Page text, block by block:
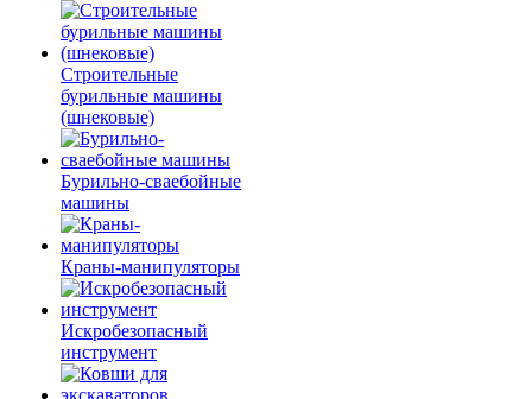
Строительные
бурильные машины
(шнековые)
Бурильно-сваебойные
машины
Краны-манипуляторы
Искробезопасный
инструмент